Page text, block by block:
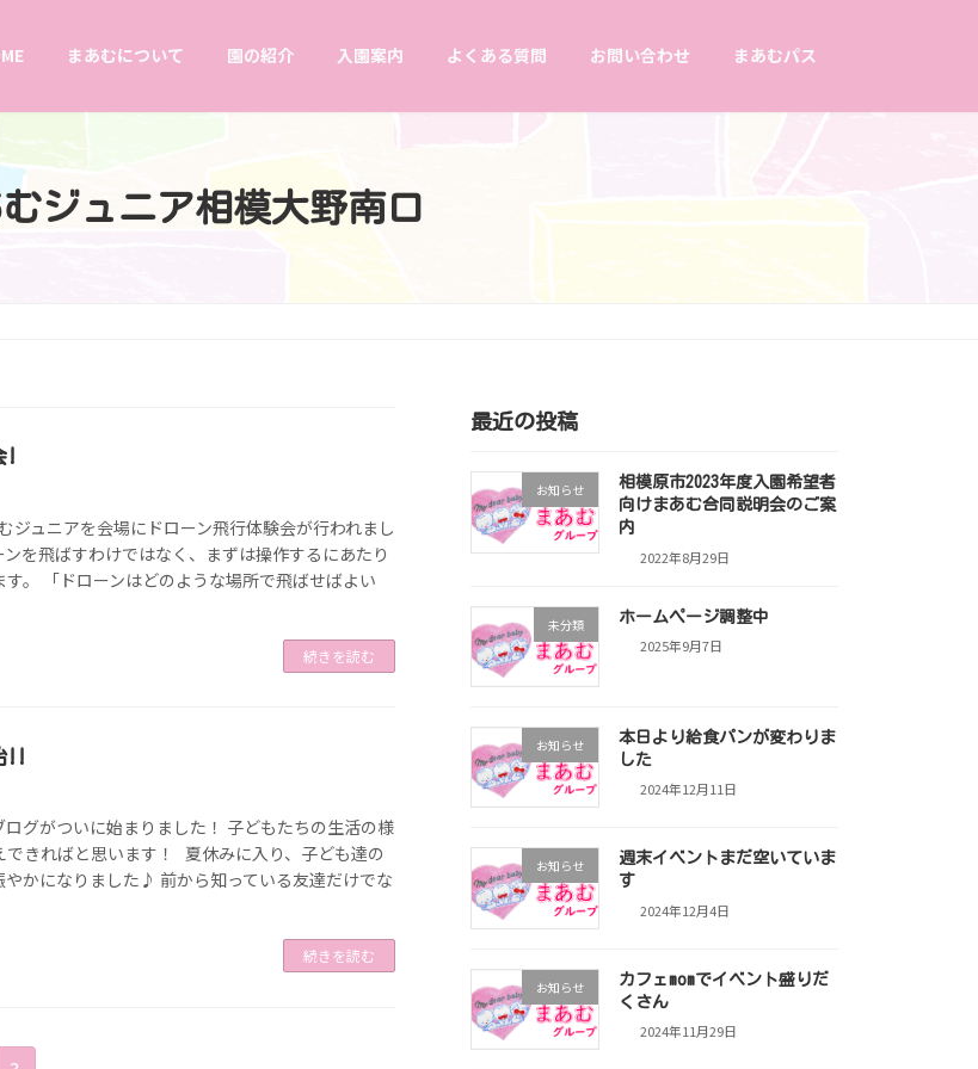
まあむについて 園の紹介 入園案内 よくある質問 お問い合わせ まあむパス
ジュニア相模大野南口
!
ジュニアを会場にドローン飛行体験会が行われまし
を飛ばすわけではなく、まずは操作するにあたり
。 「ドローンはどのような場所で飛ばせばよい
続きを読む
!!
ログがついに始まりました！ 子どもたちの生活の様
できればと思います！ 夏休みに入り、子ども達の
やかになりました♪ 前から知っている友達だけでな
続きを読む
最近の投稿
お知らせ
相模原市2023年度入園希望者
向けまあむ合同説明会のご案
内
2022年8月29日
未分類 ホームページ調整中
2025年9月7日
お知らせ
本日より給食パンが変わりま
した
2024年12月11日
お知らせ
週末イベントまだ空いていま
す
2024年12月4日
お知らせ
カフェmomでイベント盛りだ
くさん
2024年11月29日